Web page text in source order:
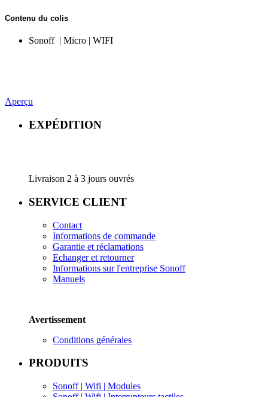
Contenu du colis
Sonoff | Micro | WIFI
Aperçu
EXPÉDITION
Livraison 2 à 3 jours ouvrés
SERVICE CLIENT
Contact
Informations de commande
Garantie et réclamations
Echanger et retourner
Informations sur l'entreprise Sonoff
Manuels
Avertissement
Conditions générales
PRODUITS
Sonoff | Wifi | Modules